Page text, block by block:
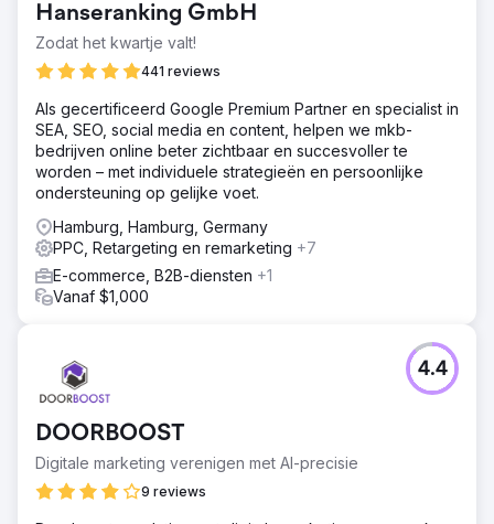
merkbekendheid te ontwikkelen, organisch verkeer te
vergroten, trefwoordranglijsten te verbeteren en
leads/boekingen voor hun bedrijf te verhogen.
We hebben diepgaand Keyword Research uitgevoerd en
25 keywords (met Navigational search intent)
geïdentificeerd waarop ze zich moeten richten om hun
organische verkeer te vergroten, gevolgd door
boekingen. Met behulp van hun doelkeywords hebben
we de website geoptimaliseerd en belangrijke
onderliggende problemen opgelost.
Resultaat
 Verbeterde organische conversies/boekingen met
2.197 (dat is meer dan 350%) per maand  Van de 25
doelzoekwoorden begonnen 22 zoekwoorden op de
eerste pagina van Google te verschijnen
Naar bureaupagina
Hanseranking GmbH
Zodat het kwartje valt!
441 reviews
Als gecertificeerd Google Premium Partner en specialist in
SEA, SEO, social media en content, helpen we mkb-
bedrijven online beter zichtbaar en succesvoller te
worden – met individuele strategieën en persoonlijke
ondersteuning op gelijke voet.
Hamburg, Hamburg, Germany
PPC, Retargeting en remarketing +7
E-commerce, B2B-diensten +1
Vanaf $1,000
DOORBOOST
Digitale marketing verenigen met AI-precisie
9 reviews
4.4